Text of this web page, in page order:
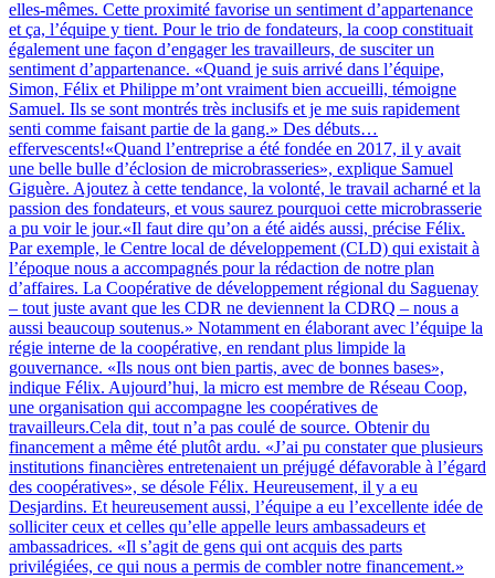
elles-mêmes. Cette proximité favorise un sentiment d’appartenance
et ça, l’équipe y tient. Pour le trio de fondateurs, la coop constituait
également une façon d’engager les travailleurs, de susciter un
sentiment d’appartenance. «Quand je suis arrivé dans l’équipe,
Simon, Félix et Philippe m’ont vraiment bien accueilli, témoigne
Samuel. Ils se sont montrés très inclusifs et je me suis rapidement
senti comme faisant partie de la gang.» Des débuts…
effervescents!«Quand l’entreprise a été fondée en 2017, il y avait
une belle bulle d’éclosion de microbrasseries», explique Samuel
Giguère. Ajoutez à cette tendance, la volonté, le travail acharné et la
passion des fondateurs, et vous saurez pourquoi cette microbrasserie
a pu voir le jour.«Il faut dire qu’on a été aidés aussi, précise Félix.
Par exemple, le Centre local de développement (CLD) qui existait à
l’époque nous a accompagnés pour la rédaction de notre plan
d’affaires. La Coopérative de développement régional du Saguenay
– tout juste avant que les CDR ne deviennent la CDRQ – nous a
aussi beaucoup soutenus.» Notamment en élaborant avec l’équipe la
régie interne de la coopérative, en rendant plus limpide la
gouvernance. «Ils nous ont bien partis, avec de bonnes bases»,
indique Félix. Aujourd’hui, la micro est membre de Réseau Coop,
une organisation qui accompagne les coopératives de
travailleurs.Cela dit, tout n’a pas coulé de source. Obtenir du
financement a même été plutôt ardu. «J’ai pu constater que plusieurs
institutions financières entretenaient un préjugé défavorable à l’égard
des coopératives», se désole Félix. Heureusement, il y a eu
Desjardins. Et heureusement aussi, l’équipe a eu l’excellente idée de
solliciter ceux et celles qu’elle appelle leurs ambassadeurs et
ambassadrices. «Il s’agit de gens qui ont acquis des parts
privilégiées, ce qui nous a permis de combler notre financement.»